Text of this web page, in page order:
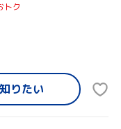
トク
知りたい